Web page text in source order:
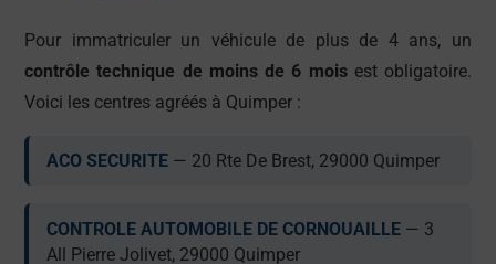
Pour immatriculer un véhicule de plus de 4 ans, un
contrôle technique de moins de 6 moisest obligatoire.
Voici les centres agréés à Quimper :
ACO SECURITE — 20 Rte De Brest, 29000 Quimper
CONTROLE AUTOMOBILE DE CORNOUAILLE — 3
All Pierre Jolivet, 29000 Quimper